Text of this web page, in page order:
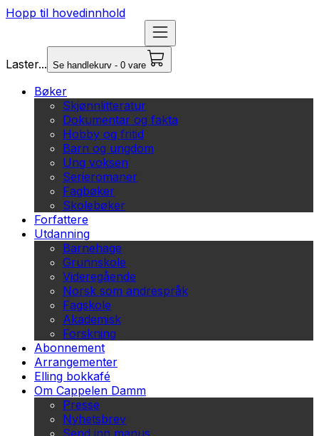
Hopp til hovedinnhold
Laster... Se handlekurv - 0 vare
Bøker
Skjønnlitteratur
Dokumentar og fakta
Hobby og fritid
Barn og ungdom
Ung voksen
Serieromaner
Fagbøker
Skolebøker
Forfattere
Utdanning
Barnehage
Grunnskole
Videregående
Norsk som andrespråk
Fagskole
Akademisk
Forskning
Abonnement
Arrangementer
Elling bokkafé
Om Cappelen Damm
Presse
Nyhetsbrev
Send inn manus